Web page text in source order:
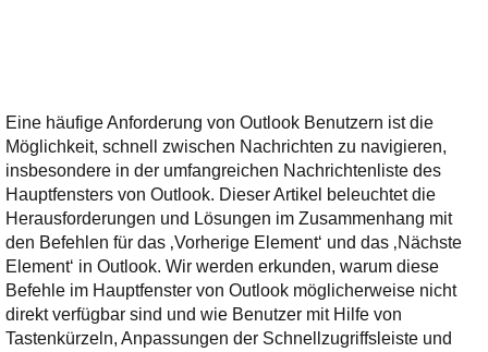
Eine häufige Anforderung von Outlook Benutzern ist die
Möglichkeit, schnell zwischen Nachrichten zu navigieren,
insbesondere in der umfangreichen Nachrichtenliste des
Hauptfensters von Outlook. Dieser Artikel beleuchtet die
Herausforderungen und Lösungen im Zusammenhang mit
den Befehlen für das ‚Vorherige Element‘ und das ‚Nächste
Element‘ in Outlook. Wir werden erkunden, warum diese
Befehle im Hauptfenster von Outlook möglicherweise nicht
direkt verfügbar sind und wie Benutzer mit Hilfe von
Tastenkürzeln, Anpassungen der Schnellzugriffsleiste und
bereithält!
Wie z.B. Outlook,
GMail, Thunderbird
oder auch
KuNoMail, usw.
Ihre E-Mail
Adresse:
E-Mail